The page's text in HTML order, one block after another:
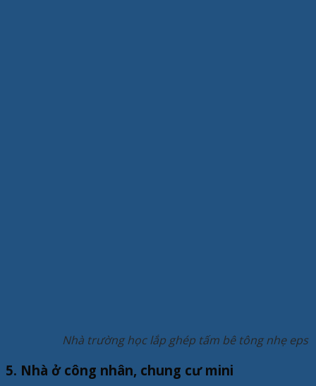
Nhà trường học lắp ghép tấm bê tông nhẹ eps
5. Nhà ở công nhân, chung cư mini